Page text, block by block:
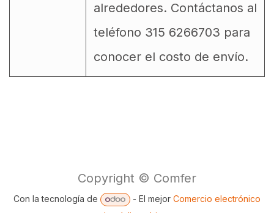
alrededores. Contáctanos al
teléfono 315 6266703 para
conocer el costo de envío.
Copyright © Comfer
Con la tecnología de - El mejor Comercio electrónico